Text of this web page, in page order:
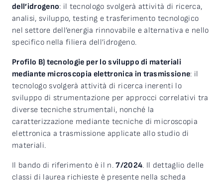
dell’idrogeno: il tecnologo svolgerà attività di ricerca,
analisi, sviluppo, testing e trasferimento tecnologico
nel settore dell’energia rinnovabile e alternativa e nello
specifico nella filiera dell’idrogeno.
Profilo B) tecnologie per lo sviluppo di materiali
mediante microscopia elettronica in trasmissione: il
tecnologo svolgerà attività di ricerca inerenti lo
sviluppo di strumentazione per approcci correlativi tra
diverse tecniche strumentali, nonché la
caratterizzazione mediante tecniche di microscopia
elettronica a trasmissione applicate allo studio di
materiali.
Il bando di riferimento è il n.7/2024. Il dettaglio delle
classi di laurea richieste è presente nella scheda